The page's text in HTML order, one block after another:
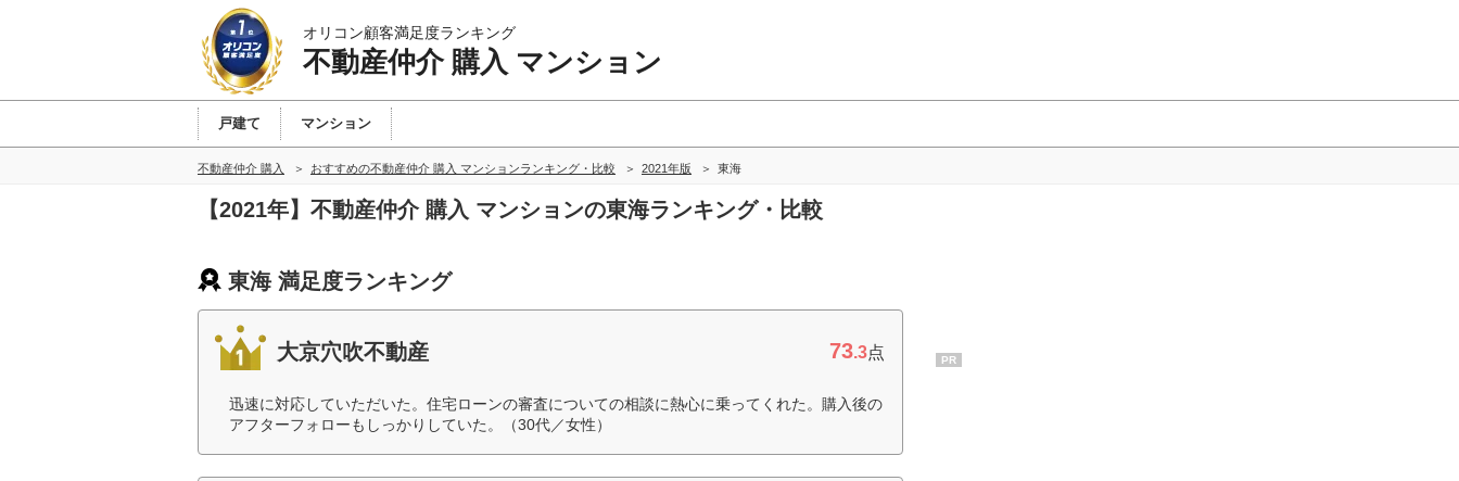
オリコン顧客満足度ランキング
不動産仲介 購入 マンション
戸建て マンション
不動産仲介 購入 おすすめの不動産仲介 購入 マンションランキング・比較 2021年版 東海
【2021年】不動産仲介 購入 マンションの東海ランキング・比較
東海 満足度ランキング
大京穴吹不動産 73.3点
迅速に対応していただいた。住宅ローンの審査についての相談に熱心に乗ってくれた。購入後の
アフターフォローもしっかりしていた。（30代／女性）
PR